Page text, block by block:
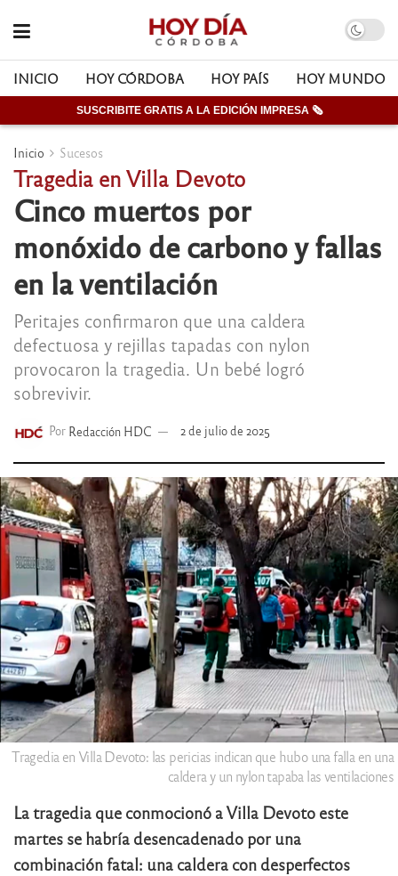
INICIO HOY CÓRDOBA HOY PAÍS HOY MUNDO
SUSCRIBITE GRATIS A LA EDICIÓN IMPRESA 🗞
Inicio Sucesos
Tragedia en Villa Devoto
Cinco muertos por
monóxido de carbono y fallas
en la ventilación
Peritajes confirmaron que una caldera
defectuosa y rejillas tapadas con nylon
provocaron la tragedia. Un bebé logró
sobrevivir.
Por Redacción HDC 2 de julio de 2025
Tragedia en Villa Devoto: las pericias indican que hubo una falla en una
caldera y un nylon tapaba las ventilaciones
La tragedia que conmocionó a Villa Devoto este
martes se habría desencadenado por una
combinación fatal: una caldera con desperfectos